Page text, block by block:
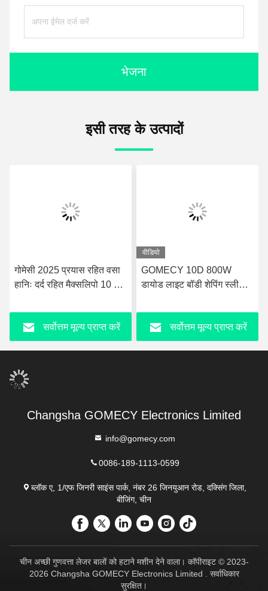
भेजना
इसी तरह के उत्पादों
गोमेसी 2025 प्रयास रहित वसा
हानिः दर्द रहित मैक्सलिपो 10 डी
मशीन
सर्वोत्तम मूल्य प्राप्त करें
वीडियो
GOMECY 10D 800W
डायोड लाइट बॉडी शेपिंग स्लीमिंग
उत्तेजना उपकरण गैर स्पर्श 7
टेस्ला Hiemtसर्वोत्तम मूल्य प्राप्त करें
Changsha GOMECY Electronics Limited
info@gomecy.com
0086-189-1113-0599
ब्लॉक ए, 1/एफ जिनरी साइंस पार्क, नंबर 26 जिनयुआन रोड, दक्सिंग जिला,
बीजिंग, चीन
चीन अच्छी गुणवत्ता लेजर बालों को हटाने मशीन देने वाला। कॉपीराइट © 2023-
2026 Changsha GOMECY Electronics Limited . सर्वाधिकार
सुरक्षित।